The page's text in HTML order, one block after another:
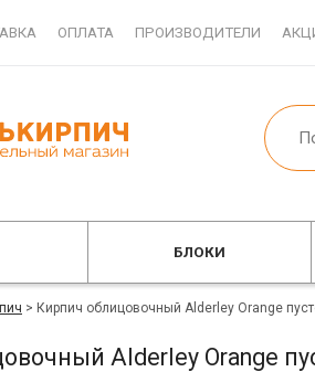
ОПЛАТА ПРОИЗВОДИТЕЛИ
БЛОКИ
> Кирпич облицовочный Alderley Orange
Alderley Orange